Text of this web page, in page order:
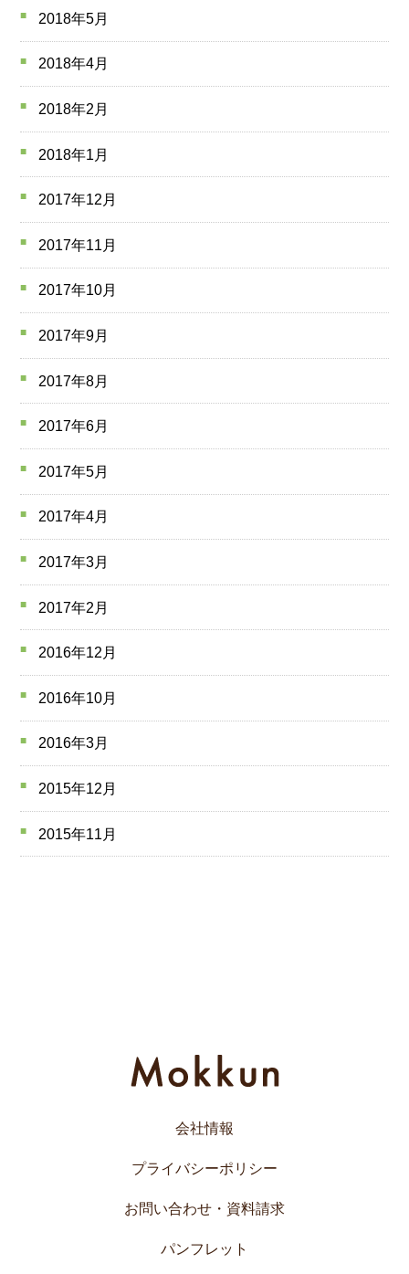
2018年5月
2018年4月
2018年2月
2018年1月
2017年12月
2017年11月
2017年10月
2017年9月
2017年8月
2017年6月
2017年5月
2017年4月
2017年3月
2017年2月
2016年12月
2016年10月
2016年3月
2015年12月
2015年11月
会社情報
プライバシーポリシー
お問い合わせ・資料請求
パンフレット